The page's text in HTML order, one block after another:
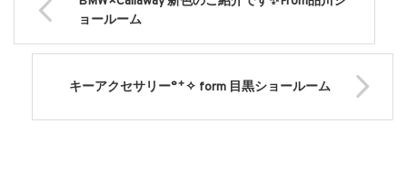
ョールーム
キーアクセサリー°˖✧ form 目黒ショールーム